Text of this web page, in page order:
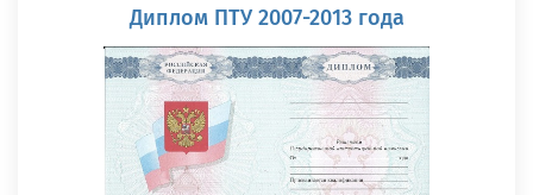
Диплом ПТУ 2007-2013 года